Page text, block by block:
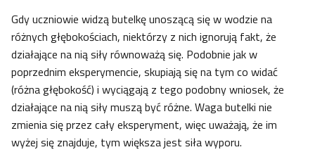
Gdy uczniowie widzą butelkę unoszącą się w wodzie na
różnych głębokościach, niektórzy z nich ignorują fakt, że
działające na nią siły równoważą się. Podobnie jak w
poprzednim eksperymencie, skupiają się na tym co widać
(różna głębokość) i wyciągają z tego podobny wniosek, że
działające na nią siły muszą być różne. Waga butelki nie
zmienia się przez cały eksperyment, więc uważają, że im
wyżej się znajduje, tym większa jest siła wyporu.